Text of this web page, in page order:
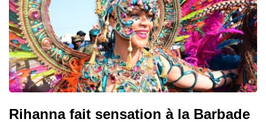
Rihanna fait sensation à la Barbade